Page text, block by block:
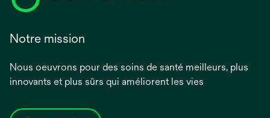
Notre mission
Nous oeuvrons pour des soins de santé meilleurs, plus
innovants et plus sûrs qui améliorent les vies